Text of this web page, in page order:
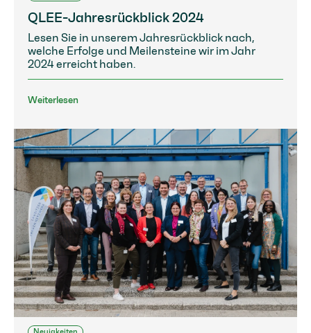
QLEE-Jahresrückblick 2024
Lesen Sie in unserem Jahresrückblick nach,
welche Erfolge und Meilensteine wir im Jahr
2024 erreicht haben.
Weiterlesen